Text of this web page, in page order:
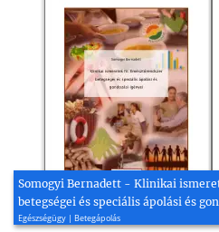
Somogyi Bernadett - Klinikai
betegségei és speciális ápolási és
Egészségügy | Betegápolás